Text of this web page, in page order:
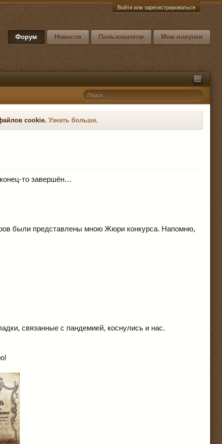
Войти или зарегистрироваться
Форум Новости Пользователи Мои покупки
cookie. Узнать больше.
то завершён…
были представлены мною Жюри конкурса. Напомню,
связанные с пандемией, коснулись и нас.